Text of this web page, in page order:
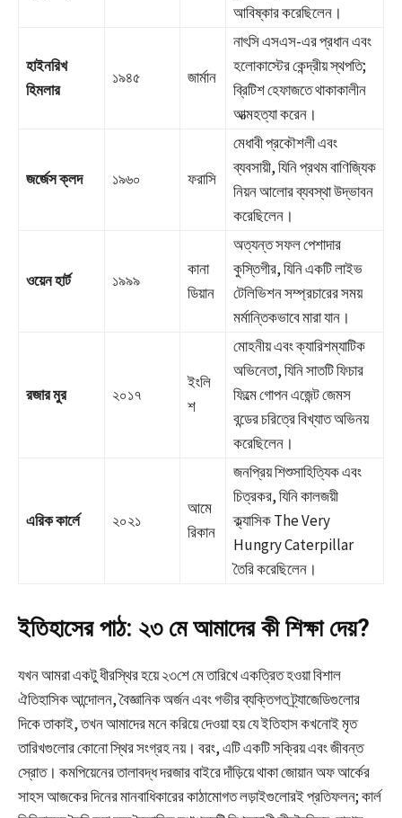
আবিষ্কার করেছিলেন।
হাইনরিখ
হিমলার
১৯৪৫ জার্মান
নাৎসি এসএস-এর প্রধান এবং
হলোকাস্টের কেন্দ্রীয় স্থপতি;
ব্রিটিশ হেফাজতে থাকাকালীন
আত্মহত্যা করেন।
জর্জেস ক্লদ ১৯৬০ ফরাসি
মেধাবী প্রকৌশলী এবং
ব্যবসায়ী, যিনি প্রথম বাণিজ্যিক
নিয়ন আলোর ব্যবস্থা উদ্ভাবন
করেছিলেন।
ওয়েন হার্ট ১৯৯৯
কানা
ডিয়ান
অত্যন্ত সফল পেশাদার
কুস্তিগীর, যিনি একটি লাইভ
টেলিভিশন সম্প্রচারের সময়
মর্মান্তিকভাবে মারা যান।
রজার মুর ২০১৭
ইংলি
শ
মোহনীয় এবং ক্যারিশম্যাটিক
অভিনেতা, যিনি সাতটি ফিচার
ফিল্মে গোপন এজেন্ট জেমস
বন্ডের চরিত্রে বিখ্যাত অভিনয়
করেছিলেন।
এরিক কার্লে ২০২১
আমে
রিকান
জনপ্রিয় শিশুসাহিত্যিক এবং
চিত্রকর, যিনি কালজয়ী
ক্ল্যাসিক The Very
Hungry Caterpillar
তৈরি করেছিলেন।
ইতিহাসের পাঠ: ২৩ মে আমাদের কী শিক্ষা দেয়?
যখন আমরা একটু ধীরস্থির হয়ে ২৩শে মে তারিখে একত্রিত হওয়া বিশাল
ঐতিহাসিক আন্দোলন, বৈজ্ঞানিক অর্জন এবং গভীর ব্যক্তিগত ট্র্যাজেডিগুলোর
দিকে তাকাই, তখন আমাদের মনে করিয়ে দেওয়া হয় যে ইতিহাস কখনোই মৃত
তারিখগুলোর কোনো স্থির সংগ্রহ নয়। বরং, এটি একটি সক্রিয় এবং জীবন্ত
স্রোত। কমপিয়েনের তালাবদ্ধ দরজার বাইরে দাঁড়িয়ে থাকা জোয়ান অফ আর্কের
সাহস আজকের দিনের মানবাধিকারের কাঠামোগত লড়াইগুলোরই প্রতিফলন; কার্ল